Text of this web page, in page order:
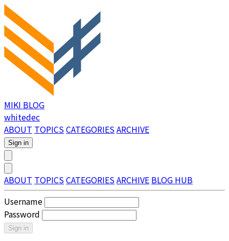
MIKI BLOG
whitedec
ABOUT TOPICSCATEGORIESARCHIVE
Sign in
ABOUT TOPICSCATEGORIESARCHIVE BLOG HUB
Username
Password
Sign in